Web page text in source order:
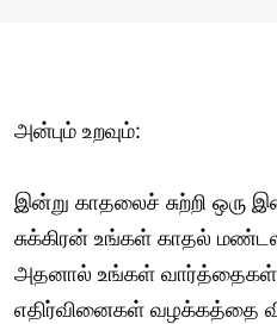
அன்பும் உறவும்:
இன்று காதலைச் சுற்றி ஒரு
சுக்கிரன் உங்கள் காதல்
அதனால் உங்கள் வார்த்தைகள்
எதிர்வினைகள் வழக்கத்தை